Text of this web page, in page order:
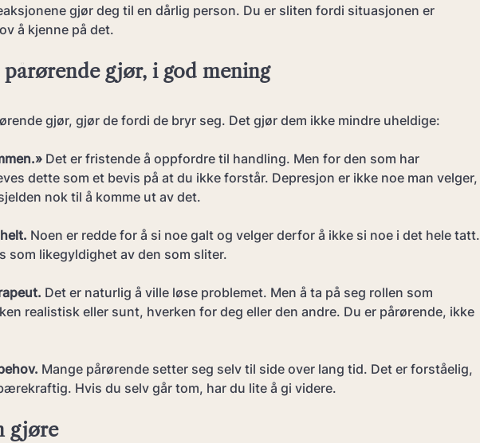
gjør deg til en dårlig person. Du er sliten fordi situasjonen er
å kjenne på det.
pårørende gjør, i god mening
gjør, gjør de fordi de bryr seg. Det gjør dem ikke mindre uheldige:
Det er fristende å oppfordre til handling. Men for den som har
dette som et bevis på at du ikke forstår. Depresjon er ikke noe man velger,
nok til å komme ut av det.
Noen er redde for å si noe galt og velger derfor å ikke si noe i det hele tatt.
som likegyldighet av den som sliter.
Det er naturlig å ville løse problemet. Men å ta på seg rollen som
realistisk eller sunt, hverken for deg eller den andre. Du er pårørende, ikke
Mange pårørende setter seg selv til side over lang tid. Det er forståelig,
Hvis du selv går tom, har du lite å gi videre.
gjøre